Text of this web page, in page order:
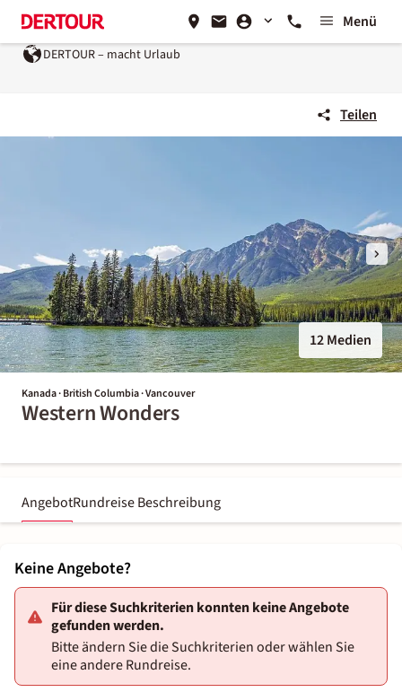
Menü
DERTOUR – macht Urlaub
Teilen
12 Medien
Kanada · British Columbia · Vancouver
Western Wonders
AngebotRundreise Beschreibung
Keine Angebote?
Für diese Suchkriterien konnten keine Angebote
gefunden werden.
Bitte ändern Sie die Suchkriterien oder wählen Sie
eine andere Rundreise.